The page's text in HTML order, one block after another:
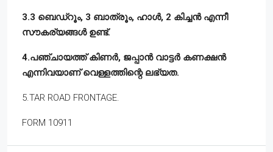
3.3 ബെഡ്‌റൂം, 3 ബാത്രൂം, ഹാൾ, 2 കിച്ചൻ എന്നീ
സൗകര്യങ്ങൾ ഉണ്ട്‌.
4.പഞ്ചായത്ത്‌ കിണർ, ജപ്പാൻ വാട്ടർ കണക്ഷൻ
എന്നിവയാണ് വെള്ളത്തിന്റെ ലഭ്യത.
5.TAR ROAD FRONTAGE.
FORM 10911